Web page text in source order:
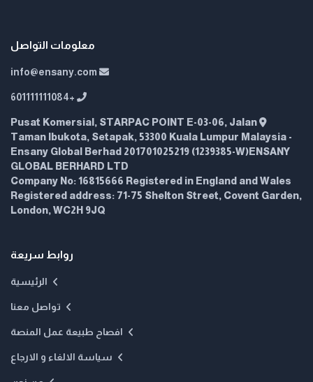
معلومات التواصل
info@ensany.com
+601111111084
Pusat Komersial, STARPAC POINT E-03-06, Jalan
Taman Ibukota, Setapak, 53300 Kuala Lumpur Malaysia -
Ensany Global Berhad 201701025219 (1239385-W)ENSANY
GLOBAL BERHARD LTD
Company No: 16815666 Registered in England and Wales
Registered address: 71-75 Shelton Street, Covent Garden,
London, WC2H 9JQ
روابط سريعة
الرئيسية
تواصل معنا
افصاح طبيعة عمل المنصة
سياسة الالغاء و الارجاع